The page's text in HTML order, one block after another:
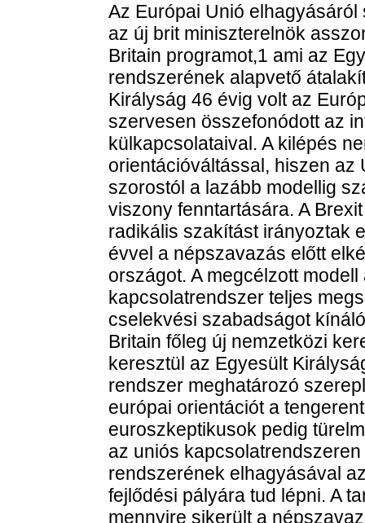
Az Európai Unió
az új brit miniszterelnök
Britain programot,1 ami az
rendszerének alapvető
Királyság 46 évig volt az
szervesen összefonódott az
külkapcsolataival. A kilépés
orientációváltással, hiszen az
szorostól a lazább modellig
viszony fenntartására. A
radikális szakítást irányoztak
évvel a népszavazás előtt
országot. A megcélzott
kapcsolatrendszer teljes
cselekvési szabadságot
Britain főleg új nemzetközi
keresztül az Egyesült
rendszer meghatározó
európai orientációt a
euroszkeptikusok pedig
az uniós
rendszerének elhagyásával
fejlődési pályára tud lépni. A
mennyire sikerült a